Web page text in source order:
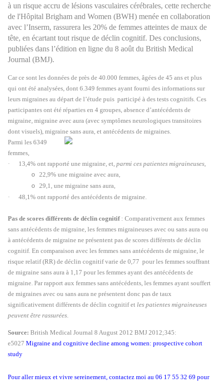
à un risque accru de lésions vasculaires cérébrales, cette recherche
de l'Hôpital Brigham and Women (BWH) menée en collaboration
avec l’Inserm, rassurera les 20% de femmes atteintes de maux de
tête, en écartant tout risque de déclin cognitif. Des conclusions,
publiées dans l’édition en ligne du 8 août du British Medical
Journal (BMJ).
Car ce sont les données de près de 40.000 femmes, âgées de 45 ans et plus
qui ont été analysées, dont 6.349 femmes ayant fourni des informations sur
leurs migraines au départ de l’étude puis participé à des tests cognitifs. Ces
participantes ont été réparties en 4 groupes, absence d’antécédents de
migraine, migraine avec aura (avec symptômes neurologiques transitoires
dont visuels), migraine sans aura, et antécédents de migraines.
Parmi les 6349
femmes,
·
13,4% ont rapporté une migraine, et, parmi ces patientes migraineuses
o
22,9% une migraine avec aura,
o
29,1, une migraine sans aura,
·
48,1% ont rapporté des antécédents de migraine.
Pas de scores différents de déclin cognitif : Comparativement aux femmes
sans antécédents de migraine, les femmes migraineuses avec ou sans aura ou
à antécédents de migraine ne présentent pas de scores différents de déclin
cognitif. En comparaison avec les femmes sans antécédents de migraine, le
risque relatif (RR) de déclin cognitif varie de 0,77 pour les femmes souffrant
de migraine sans aura à 1,17 pour les femmes ayant des antécédents de
migraine. Par rapport aux femmes sans antécédents, les femmes ayant souffert
de migraines avec ou sans aura ne présentent donc pas de taux
significativement différents de déclin cognitif et les patientes migraineuses
peuvent être rassurées
Source: British Medical Journal 8 August 2012 BMJ 2012;345:
e5027 Migraine and cognitive decline among women: prospective cohort
study
Pour aller mieux et vivre sereinement, contactez moi au 06 17 55 32 69 pour